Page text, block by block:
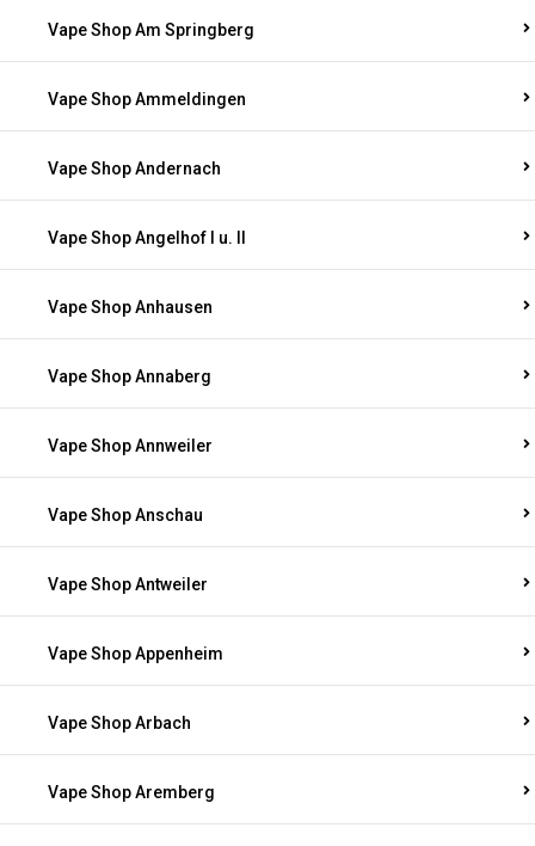
Vape Shop Am Springberg
Vape Shop Ammeldingen
Vape Shop Andernach
Vape Shop Angelhof I u. II
Vape Shop Anhausen
Vape Shop Annaberg
Vape Shop Annweiler
Vape Shop Anschau
Vape Shop Antweiler
Vape Shop Appenheim
Vape Shop Arbach
Vape Shop Aremberg